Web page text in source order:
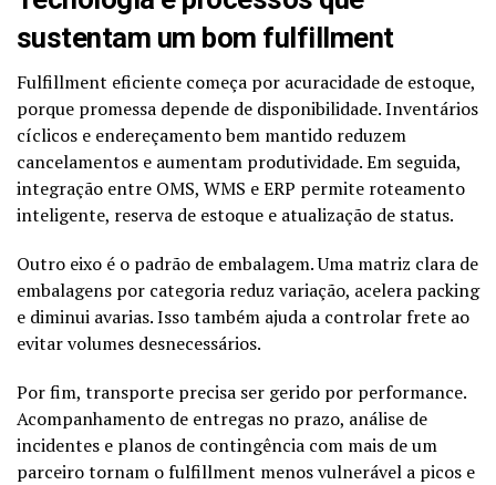
sustentam um bom fulfillment
Fulfillment eficiente começa por acuracidade de estoque,
porque promessa depende de disponibilidade. Inventários
cíclicos e endereçamento bem mantido reduzem
cancelamentos e aumentam produtividade. Em seguida,
integração entre OMS, WMS e ERP permite roteamento
inteligente, reserva de estoque e atualização de status.
Outro eixo é o padrão de embalagem. Uma matriz clara de
embalagens por categoria reduz variação, acelera packing
e diminui avarias. Isso também ajuda a controlar frete ao
evitar volumes desnecessários.
Por fim, transporte precisa ser gerido por performance.
Acompanhamento de entregas no prazo, análise de
incidentes e planos de contingência com mais de um
parceiro tornam o fulfillment menos vulnerável a picos e